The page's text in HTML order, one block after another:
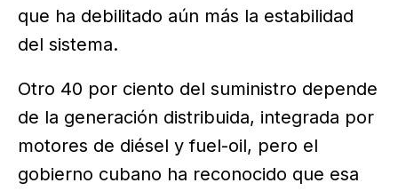
que ha debilitado aún más la estabilidad
del sistema.
Otro 40 por ciento del suministro depende
de la generación distribuida, integrada por
motores de diésel y fuel-oil, pero el
gobierno cubano ha reconocido que esa